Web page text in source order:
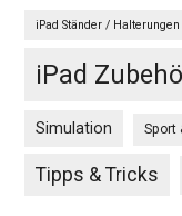
iPad Ständer / Halterungen
iPad
Simulation Sport
Tipps & Tricks